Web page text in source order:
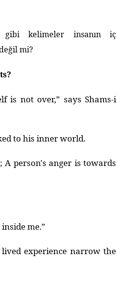
gibi kelimeler insanın iç
mi?
not over,” says Shams-i
to his inner world.
person's anger is towards
me.”
experience narrow the